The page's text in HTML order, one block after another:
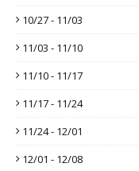
10/27 - 11/03
11/03 - 11/10
11/10 - 11/17
11/17 - 11/24
11/24 - 12/01
12/01 - 12/08